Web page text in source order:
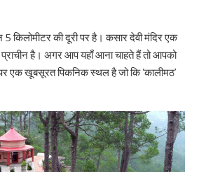
किलोमीटर की दूरी पर है। कसार देवी मंदिर एक
प्राचीन है। अगर आप यहाँ आना चाहते हैं तो आपको
एक खूबसूरत पिकनिक स्थल है जो कि ‘कालीमठ’